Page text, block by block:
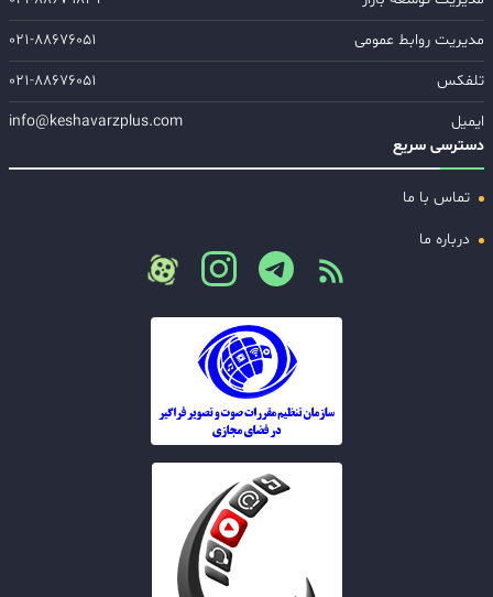
مدیریت روابط عمومی
۰۲۱-۸۸۶۷۶۰۵۱
تلفکس
۰۲۱-۸۸۶۷۶۰۵۱
ایمیل
info@keshavarzplus.com
دسترسی سریع
تماس با ما
درباره ما